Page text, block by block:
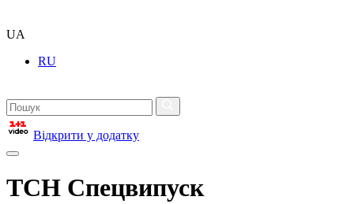
UA
RU
Відкрити у додатку
ТСН Спецвипуск